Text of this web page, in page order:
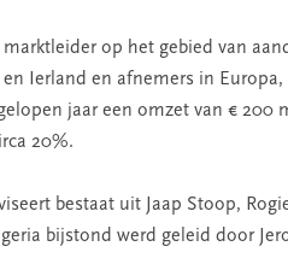
op het gebied van
Ierland en afnemers in
jaar een omzet van € 200
20%.
bestaat uit Jaap Stoop,
bijstond werd geleid door